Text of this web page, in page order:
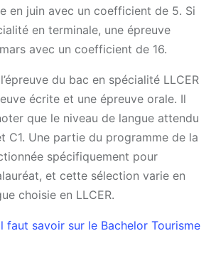
en juin avec un coefficient de 5. Si
en terminale, une épreuve
avec un coefficient de 16.
du bac en spécialité LLCER
écrite et une épreuve orale. Il
que le niveau de langue attendu
C1. Une partie du programme de la
spécifiquement pour
et cette sélection varie en
choisie en LLCER.
faut savoir sur le Bachelor Tourisme